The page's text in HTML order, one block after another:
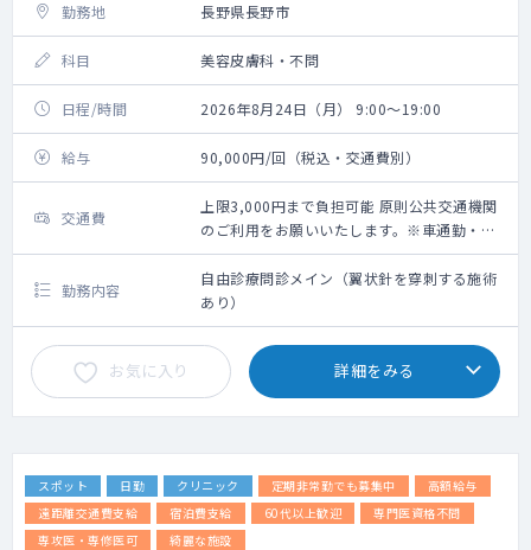
勤務地 長野県長野市
科目 美容皮膚科・不問
日程/時間 2026年8月24日（月） 9:00～19:00
給与 90,000円/回（税込・交通費別）
交通費
上限3,000円まで負担可能 原則公共交通機関
のご利用をお願いいたします。※車通勤・タ
クシー利用要相談
勤務内容
自由診療問診メイン（翼状針を穿刺する施術
あり）
お気に入り 詳細をみる
スポット 日勤 クリニック 定期非常勤でも募集中
高額給与
遠距離交通費支給
宿泊費支給 60代以上歓迎
専門医資格不問
専攻医・専修医可
綺麗な施設